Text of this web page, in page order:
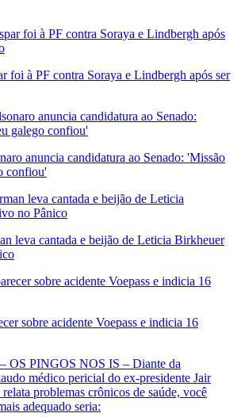
foi à PF contra Soraya e Lindbergh após ser
anuncia candidatura ao Senado: 'Missão
confiou'
leva cantada e beijão de Leticia Birkheuer
sobre acidente Voepass e indicia 16